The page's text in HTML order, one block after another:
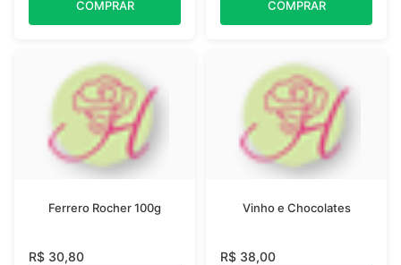
COMPRAR COMPRAR
Ferrero Rocher 100g
R$ 30,80
Vinho e Chocolates
R$ 38,00